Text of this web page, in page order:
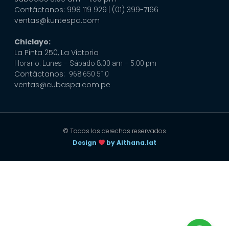
Contáctanos: 998 119 929 | (01) 399-7166
ventas@kuntespa.com
Chiclayo:
La Pinta 250, La Victoria
Horario: Lunes – Sábado 8:00 am – 5:00 pm
Contáctanos: 968 650 510
ventas@cubaspa.com.pe
© Todos los derechos reservados
Design
by Aithana.lat